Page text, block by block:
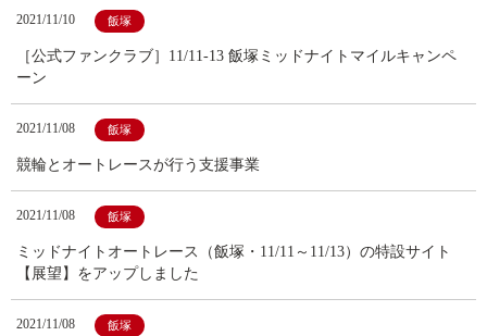
2021/11/10 飯塚
［公式ファンクラブ］11/11-13 飯塚ミッドナイトマイルキャンペ
ーン
2021/11/08 飯塚
競輪とオートレースが行う支援事業
2021/11/08 飯塚
ミッドナイトオートレース（飯塚・11/11～11/13）の特設サイト
【展望】をアップしました
2021/11/08 飯塚